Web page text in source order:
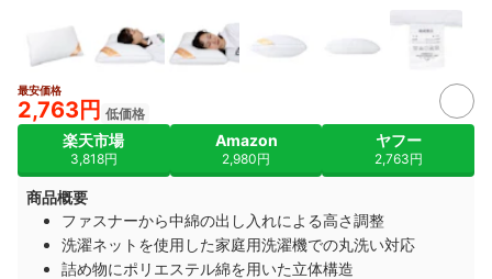
最安価格
2,763円 低価格
楽天市場
3,818円
Amazon
2,980円
ヤフー
2,763円
商品概要
ファスナーから中綿の出し入れによる高さ調整
洗濯ネットを使用した家庭用洗濯機での丸洗い対応
詰め物にポリエステル綿を用いた立体構造